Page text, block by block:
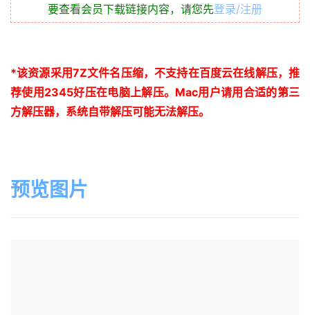
要查看会员下载链接内容，请您先登录/注册
*该资源采用7Z文件名压缩，不支持在百度云在线解压，推
荐使用2345好压在电脑上解压。 Mac用户请用合适的第三
方解压器，系统自带解压可能无法解压。
预览图片